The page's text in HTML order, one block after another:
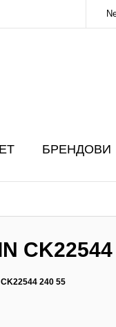
БРЕНДОВИ
240 55